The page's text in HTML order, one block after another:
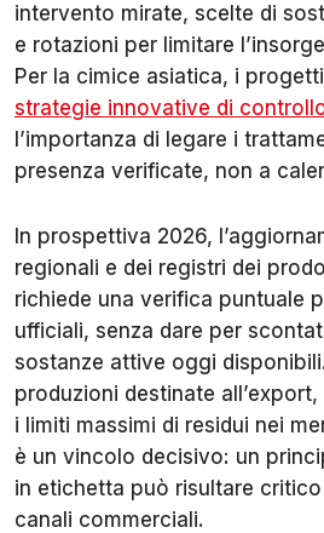
intervento mirate, scelte di
e rotazioni per limitare
Per la cimice asiatica, i
strategie innovative di
l’importanza di legare i
presenza verificate, non a
In prospettiva 2026,
regionali e dei registri dei
richiede una verifica puntuale
ufficiali, senza dare per
sostanze attive oggi
produzioni destinate
i limiti massimi di residui nei
è un vincolo decisivo: un
in etichetta può risultare
canali commerciali.